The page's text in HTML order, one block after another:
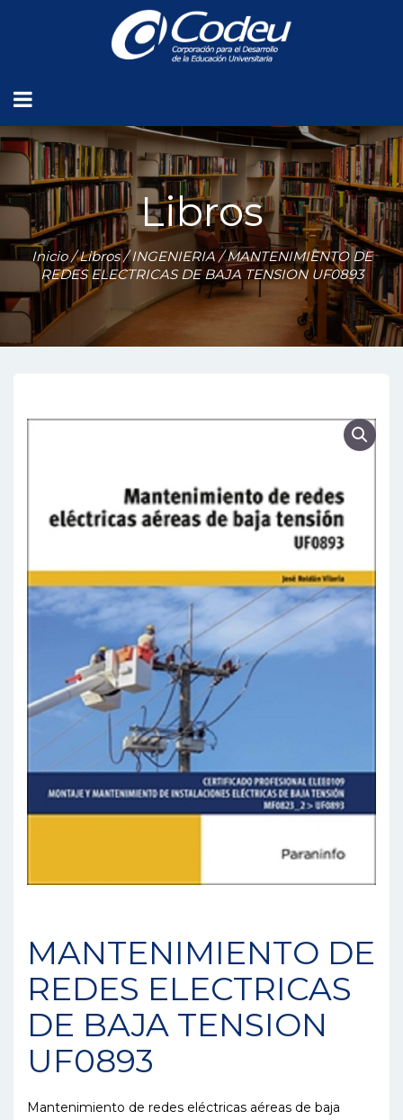
Libros
Inicio/Libros/INGENIERIA/ MANTENIMIENTO DE
REDES ELECTRICAS DE BAJA TENSION UF0893
MANTENIMIENTO DE
REDES ELECTRICAS
DE BAJA TENSION
UF0893
Mantenimiento de redes eléctricas aéreas de baja